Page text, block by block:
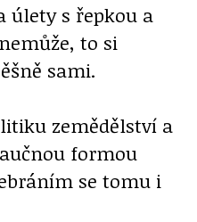
úlety s řepkou a
to si
sami.
zemědělství a
formou
se tomu i